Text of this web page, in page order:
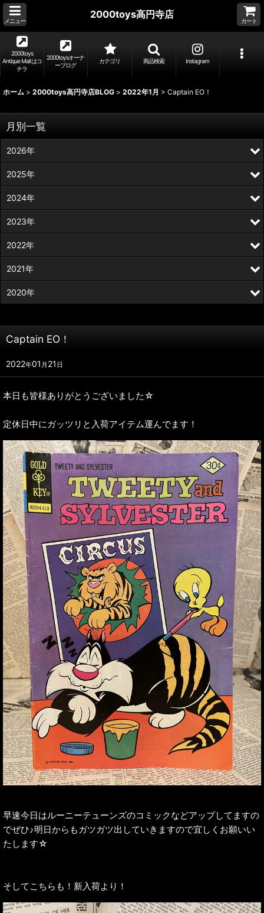
メニュー
2000toys高円寺店
カート
2000toys
Antique Mall はコ
チラ
2000toysオーナ
ーブログ
カテゴリ 商品検索 Instagram
ホーム > 2000toys高円寺店BLOG > 2022年1月 > Captain EO！
Captain EO！
2022年01 月 21 日
本日も皆様ありがとうございました☆
定休日中にガッツリと入荷アイテム運んでます！
早速今日はルーニーテューンズのコミックなどアップしてますの
でぜひ♪明日からもガツガツ出していきますので宜しくお願いい
たします☆
そしてこちらも！新入荷より！
月別一覧
2026年
2025年
2024年
2023年
2022年
2021年
2020年